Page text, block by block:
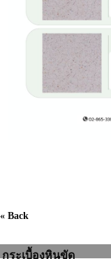
« Back
กระเบื้องหินขัด